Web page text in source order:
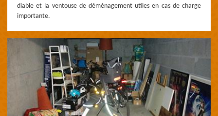
diable et la ventouse de déménagement utiles en cas de charge
importante.